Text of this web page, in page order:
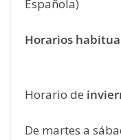
Española)
Horarios
Horario de
De martes a